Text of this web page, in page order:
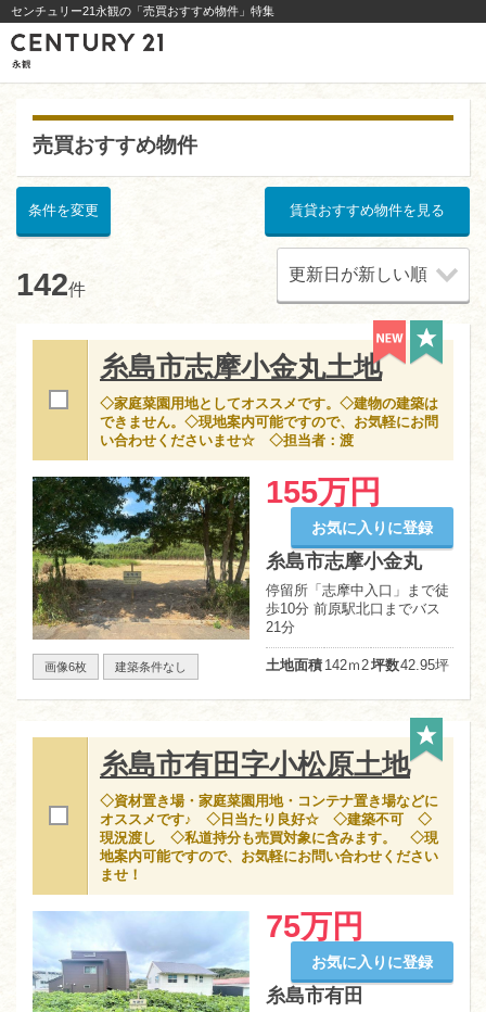
センチュリー21永観の「売買おすすめ物件」特集
売買おすすめ物件
条件を変更 賃貸おすすめ物件を見る
142件
糸島市志摩小金丸土地
◇家庭菜園用地としてオススメです。◇建物の建築は
できません。◇現地案内可能ですので、お気軽にお問
い合わせくださいませ☆ ◇担当者：渡
画像6枚 建築条件なし
155万円
お気に入りに登録
糸島市志摩小金丸
停留所「志摩中入口」まで徒
歩10分 前原駅北口までバス
21分
土地面積 142ｍ2坪数42.95坪
糸島市有田字小松原土地
◇資材置き場・家庭菜園用地・コンテナ置き場などに
オススメです♪ ◇日当たり良好☆ ◇建築不可 ◇
現況渡し ◇私道持分も売買対象に含みます。 ◇現
地案内可能ですので、お気軽にお問い合わせください
ませ！
75万円
お気に入りに登録
糸島市有田